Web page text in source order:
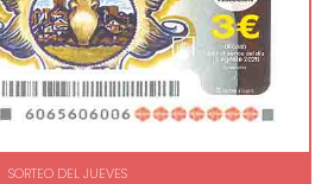
SORTEO DEL JUEVES